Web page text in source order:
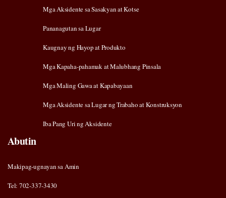
Mga Aksidente sa Sasakyan at Kotse
Pananagutan sa Lugar
Kaugnay ng Hayop at Produkto
Mga Kapaha-pahamak at Malubhang Pinsala
Mga Maling Gawa at Kapabayaan
Mga Aksidente sa Lugar ng Trabaho at Konstruksyon
Iba Pang Uri ng Aksidente
Abutin
Makipag-ugnayan sa Amin
Tel: 702-337-3430